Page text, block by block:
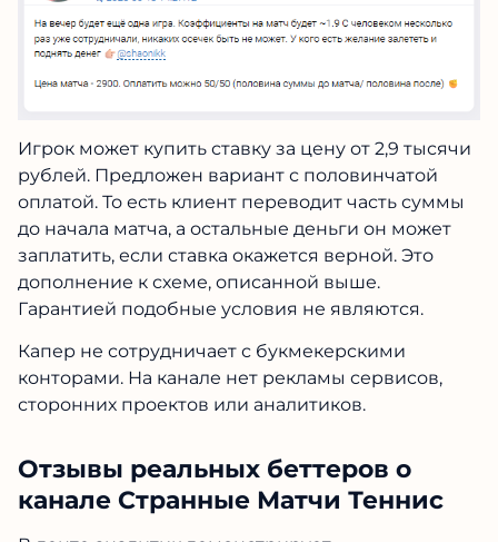
Игрок может купить ставку за цену от 2,9 тысячи
рублей. Предложен вариант с половинчатой
оплатой. То есть клиент переводит часть суммы
до начала матча, а остальные деньги он может
заплатить, если ставка окажется верной. Это
дополнение к схеме, описанной выше.
Гарантией подобные условия не являются.
Капер не сотрудничает с букмекерскими
конторами. На канале нет рекламы сервисов,
сторонних проектов или аналитиков.
Отзывы реальных беттеров о
канале Странные Матчи Теннис